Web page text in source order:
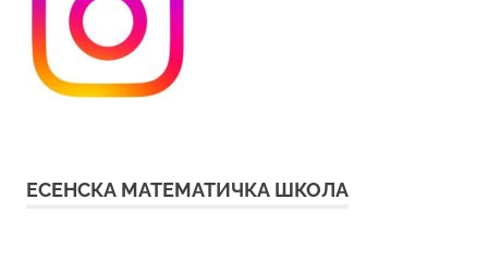
ЕСЕНСКА МАТЕМАТИЧКА ШКОЛА